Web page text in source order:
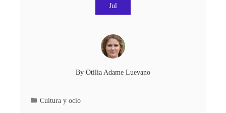
Jul
By Otilia Adame Luevano
Cultura y ocio